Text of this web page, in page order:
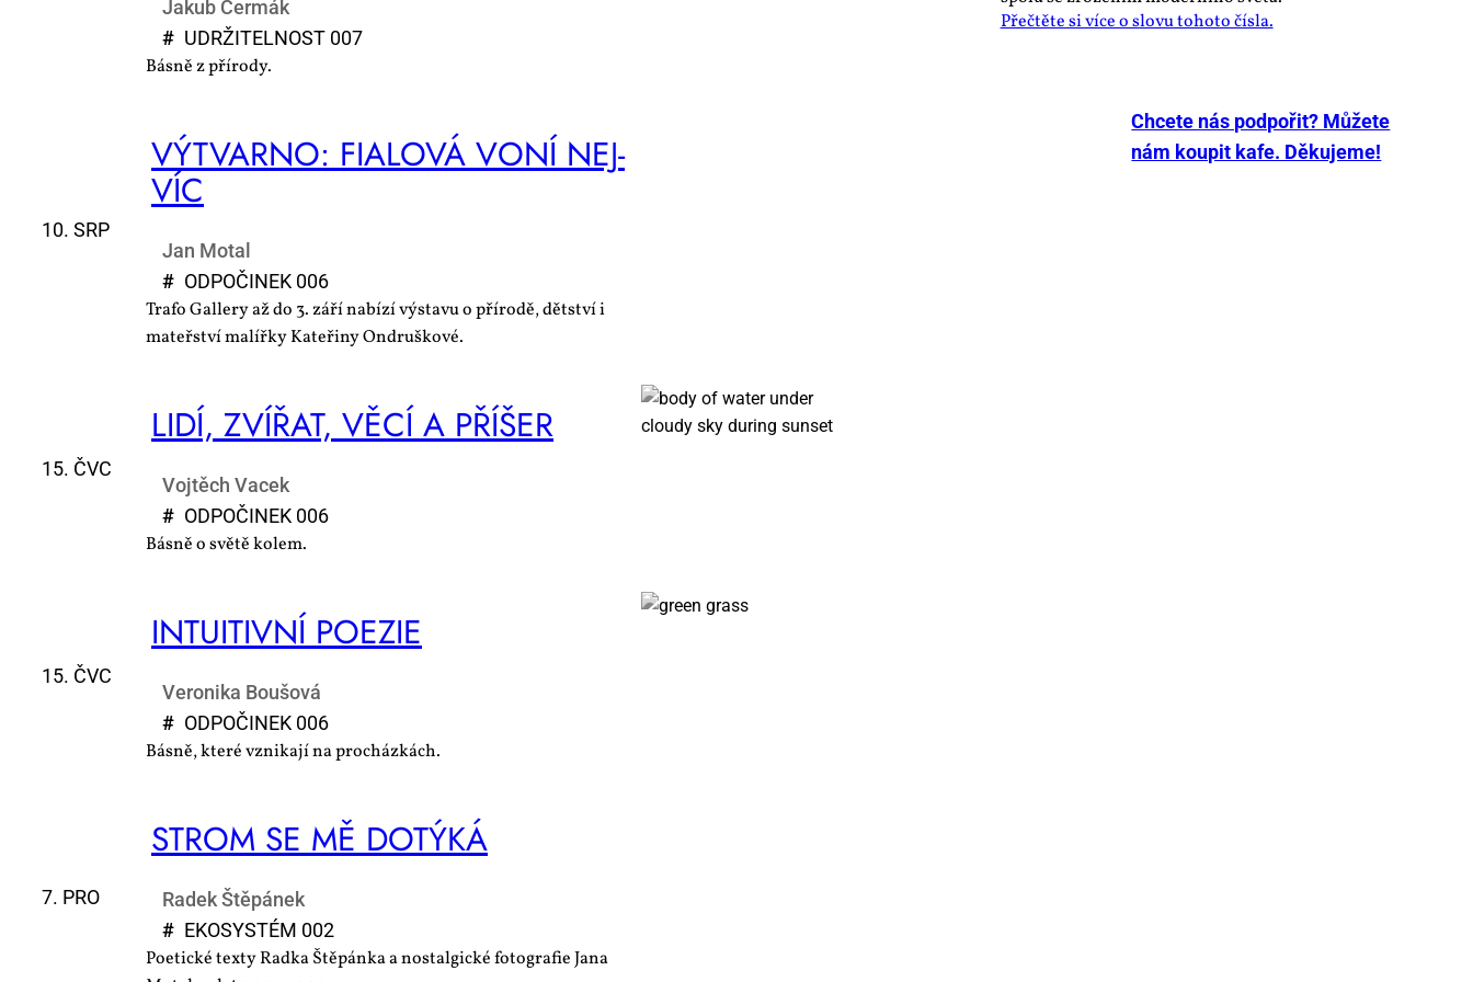
Jakub Čermák
# UDR­ŽI­TEL­NOST 007
Básně z přírody.
10. SRP
VÝ­TVAR­NO: FI­A­LO­VÁ VO­NÍ NEJ­
VÍC
Jan Motal
# OD­PO­ČI­NEK 006
Trafo Gallery až do 3. září nabízí výstavu o přírodě, dětství i
mateřství malířky Kateřiny Ondruškové.
15. ČVC
LI­DÍ, ZVÍ­ŘAT, VĚ­CÍ A PŘÍ­ŠER
Vojtěch Vacek
# OD­PO­ČI­NEK 006
Básně o světě kolem.
15. ČVC
IN­TU­I­TIV­NÍ PO­EZIE
Veronika Boušová
# OD­PO­ČI­NEK 006
Básně, které vznikají na procházkách.
7. PRO
STROM SE MĚ DO­TÝ­KÁ
Radek Štěpánek
# EKO­SYS­TÉM 002
Poetické texty Radka Štěpánka a nostalgické fotografie Jana
Přečtěte si více o slovu tohoto čísla.
Chcete nás podpořit? Můžete
nám koupit kafe. Děkujeme!